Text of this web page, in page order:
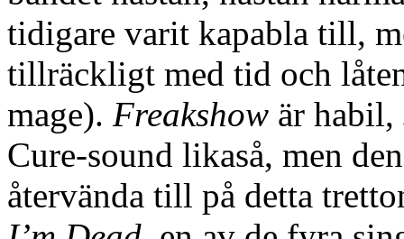
tidigare varit kapabla till,
tillräckligt med tid och
mage). Freakshow är habil,
Cure-sound likaså, men
återvända till på detta